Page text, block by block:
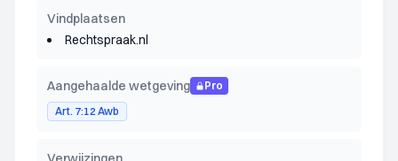
Vindplaatsen
Rechtspraak.nl
Aangehaalde wetgeving
Pro
Art. 7:12 Awb